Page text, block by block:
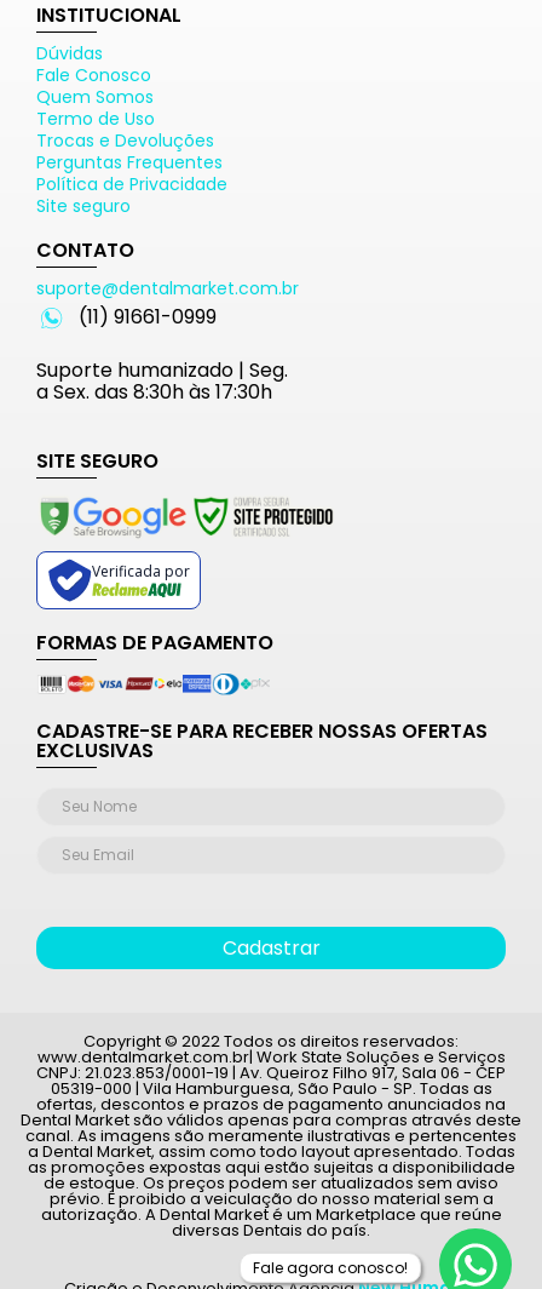
INSTITUCIONAL
Dúvidas
Fale Conosco
Quem Somos
Termo de Uso
Trocas e Devoluções
Perguntas Frequentes
Política de Privacidade
Site seguro
CONTATO
suporte@dentalmarket.com.br
(11) 91661-0999
Suporte humanizado | Seg.
a Sex. das 8:30h às 17:30h
SITE SEGURO
Verificada por
FORMAS DE PAGAMENTO
CADASTRE-SE PARA RECEBER NOSSAS OFERTAS
EXCLUSIVAS
Cadastrar
Copyright © 2022 Todos os direitos reservados:
www.dentalmarket.com.br| Work State Soluções e Serviços
CNPJ: 21.023.853/0001-19 | Av. Queiroz Filho 917, Sala 06 - CEP
05319-000 | Vila Hamburguesa, São Paulo - SP. Todas as
ofertas, descontos e prazos de pagamento anunciados na
Dental Market são válidos apenas para compras através deste
canal. As imagens são meramente ilustrativas e pertencentes
a Dental Market, assim como todo layout apresentado. Todas
as promoções expostas aqui estão sujeitas a disponibilidade
de estoque. Os preços podem ser atualizados sem aviso
prévio. É proibido a veiculação do nosso material sem a
autorização. A Dental Market é um Marketplace que reúne
diversas Dentais do país.
Fale agora conosco!